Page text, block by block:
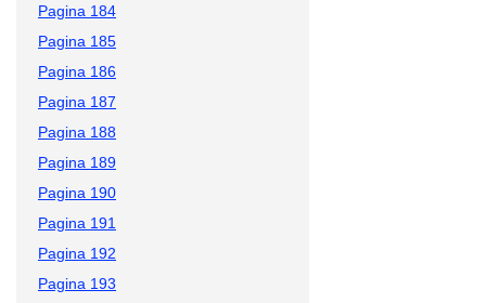
Pagina 184
Pagina 185
Pagina 186
Pagina 187
Pagina 188
Pagina 189
Pagina 190
Pagina 191
Pagina 192
Pagina 193